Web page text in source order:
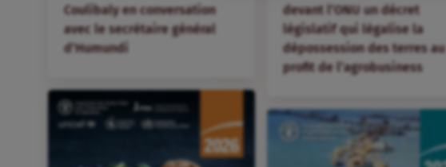
Coulibaly en conversation
avec le secrétaire général
d’Humundi
devant l’ONU un décret
législatif qui légalise la
dépossession des terres au
profit de l’agrobusiness